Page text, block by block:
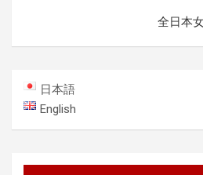
ー
シ
ョ
ン
全日本
日本語
English